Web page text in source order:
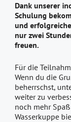
Dank unserer
Schulung
und
nur zwei
freuen.
Für die
Wenn du die
beherrschst,
weiter zu
noch mehr
Wasserkuppe